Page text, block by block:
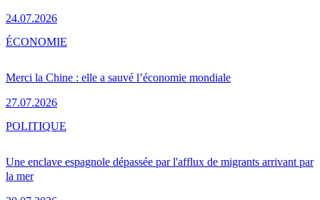
24.07.2026
Merci la Chine : elle a sauvé l’économie mondiale
27.07.2026
ÉCONOMIE
Une enclave espagnole dépassée par l'afflux de migrants arrivant par
la mer
POLITIQUE